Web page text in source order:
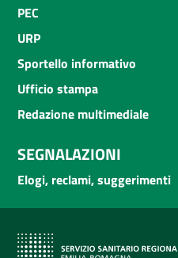
PEC
URP
Sportello informativo
Ufficio stampa
Redazione multimediale
SEGNALAZIONI
Elogi, reclami, suggerimenti